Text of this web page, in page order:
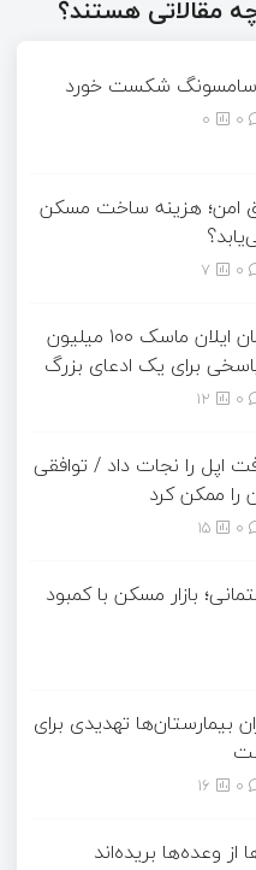
مقالاتی هستند؟
سامسونگ شکست خورد
0
امن؛ هزینه ساخت مسکن
7
یک ساعت از زمان ایلان ماسک ۱۰۰ میلیون
برای یک ادعای بزرگ
12
اپل را نجات داد / توافقی
ممکن کرد
15
بازار مسکن با کمبود
بیمارستان‌ها تهدیدی برای
16
از وعده‌ها بریده‌اند